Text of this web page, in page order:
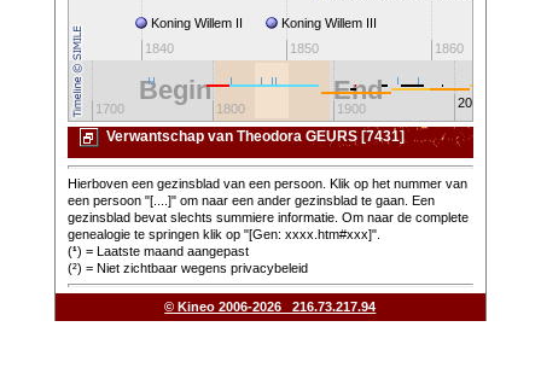
1840 1850 1860
Koning Willem III
Koning Willem II
1700 1800 1900 2000
Begin End
Verwantschap van Theodora GEURS [7431]
Hierboven een gezinsblad van een persoon. Klik op het nummer van
een persoon "[....]" om naar een ander gezinsblad te gaan. Een
gezinsblad bevat slechts summiere informatie. Om naar de complete
genealogie te springen klik op "[Gen: xxxx.htm#xxx]".
(¹) = Laatste maand aangepast
(²) = Niet zichtbaar wegens privacybeleid
© Kineo 2006-2026 216.73.217.94